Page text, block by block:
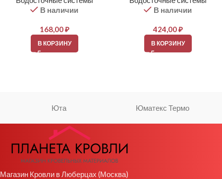
В наличии
168,00₽
В КОРЗИНУ
В наличии
424,00₽
В КОРЗИНУ
Юта Юматекс Термо
Магазин Кровли в Люберцах (Москва)